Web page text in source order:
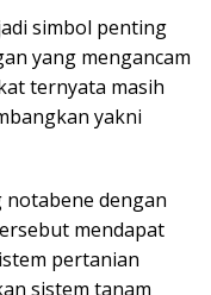
simbol penting
yang mengancam
ternyata masih
yakni
notabene dengan
mendapat
pertanian
sistem tanam